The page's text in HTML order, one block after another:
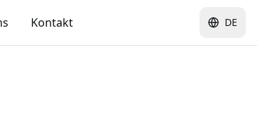
Kontakt DE